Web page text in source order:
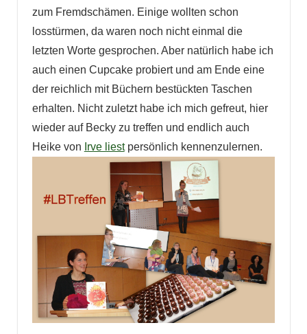
zum Fremdschämen. Einige wollten schon
losstürmen, da waren noch nicht einmal die
letzten Worte gesprochen. Aber natürlich habe ich
auch einen Cupcake probiert und am Ende eine
der reichlich mit Büchern bestückten Taschen
erhalten. Nicht zuletzt habe ich mich gefreut, hier
wieder auf Becky zu treffen und endlich auch
Heike von Irve liestpersönlich kennenzulernen.